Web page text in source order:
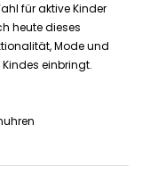
für aktive Kinder
heute dieses
Mode und
einbringt.